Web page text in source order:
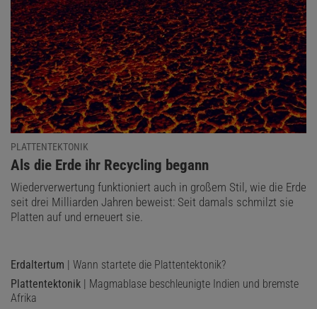
PLATTENTEKTONIK
:
Als die Erde ihr Recycling begann
Wiederverwertung funktioniert auch in großem Stil, wie die Erde
seit drei Milliarden Jahren beweist: Seit damals schmilzt sie
Platten auf und erneuert sie.
Erdaltertum | Wann startete die Plattentektonik?
Plattentektonik | Magmablase beschleunigte Indien und bremste
Afrika